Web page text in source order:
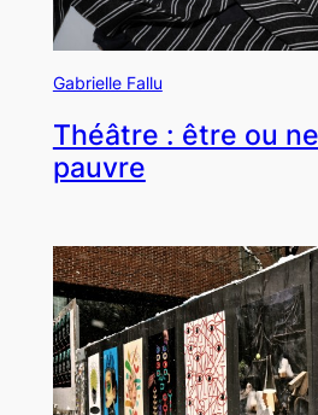
Gabrielle Fallu
Théâtre : être ou
pauvre